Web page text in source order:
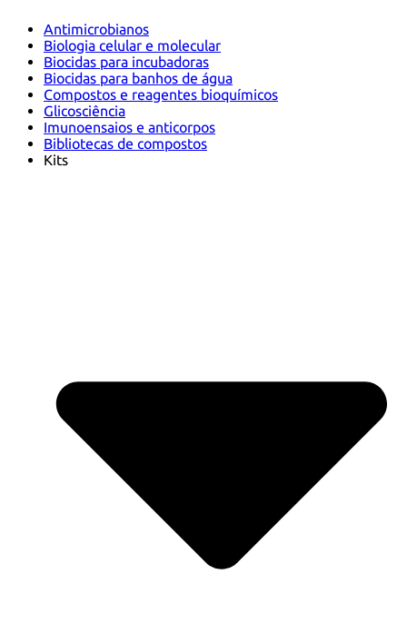
Antimicrobianos
Biologia celular e molecular
Biocidas para incubadoras
Biocidas para banhos de água
Compostos e reagentes bioquímicos
Glicosciência
Imunoensaios e anticorpos
Bibliotecas de compostos
Kits